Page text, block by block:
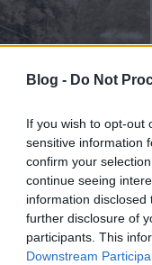
Blog - Do Not
If you wish to opt-out
sensitive information
confirm your
continue seeing
information
further disclosure of
participants. This
Downstream